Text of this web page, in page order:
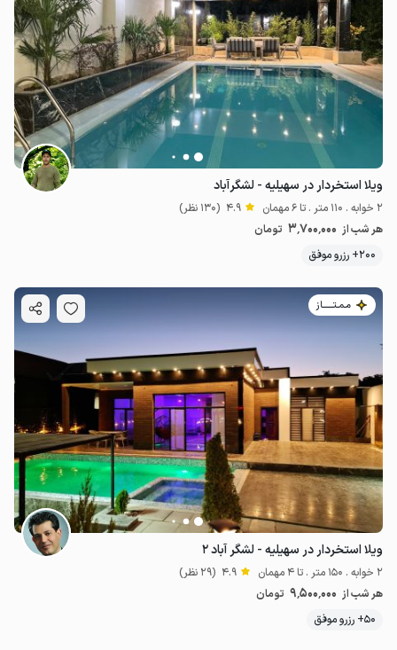
4.5میلیون ت 4.9
ویلا استخردار در سهیلیه - لشگرآباد
2 خوابه . 110 متر . تا 6 مهمان 4.9 (130 نظر)
هر شب از 3٬700٬000 تومان
200+ رزرو موفق
مـمـتــــــاز
ویلا استخردار در سهیلیه - لشگر آباد ۲
2 خوابه . 150 متر . تا 4 مهمان 4.9 (29 نظر)
هر شب از 9٬500٬000 تومان
50+ رزرو موفق